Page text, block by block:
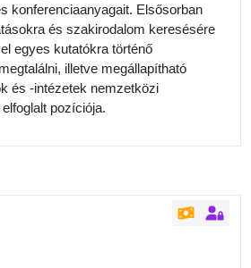
konferenciaanyagait. Elsősorban
és szakirodalom keresésére
egyes kutatókra történő
illetve megállapítható
és -intézetek nemzetközi
pozíciója.